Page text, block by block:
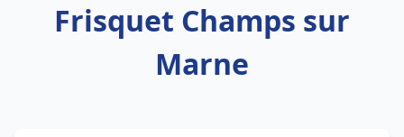
Frisquet Champs sur
Marne